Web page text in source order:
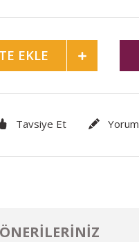
EKLE
Tavsiye Et
ÖNERILERINIZ